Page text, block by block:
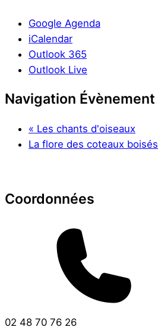
Google Agenda
iCalendar
Outlook 365
Outlook Live
Navigation Évènement
« Les chants d'oiseaux
La flore des coteaux boisés
Coordonnées
02 48 70 76 26